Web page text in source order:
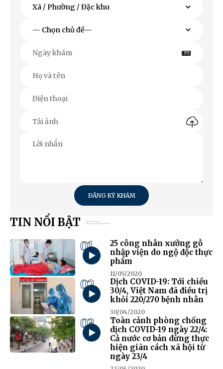
ĐĂNG KÝ KHÁM
TIN NỔI BẬT
01
25 công nhân xưởng gỗ
nhập viện do ngộ độc thực
phẩm
11/05/2020
02
Dịch COVID-19: Tới chiều
30/4, Việt Nam đã điều trị
khỏi 220/270 bệnh nhân
30/04/2020
03
Toàn cảnh phòng chống
dịch COVID-19 ngày 22/4:
Cả nước cơ bản dừng thực
hiện giãn cách xã hội từ
ngày 23/4